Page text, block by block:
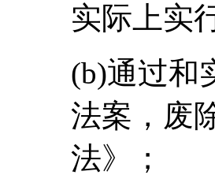
实际上实
(b)通过和
法案，废
法》；